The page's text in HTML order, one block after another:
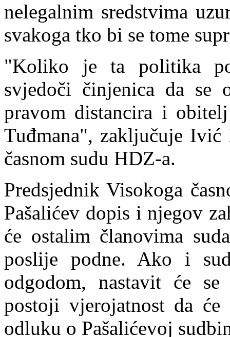
nelegalnim sredstvima
svakoga tko bi se tome
"Koliko je ta politika
svjedoči činjenica da se
pravom distancira i
Tuđmana", zaključuje Ivić
časnom sudu HDZ-a.
Predsjednik Visokoga
Pašalićev dopis i njegov
će ostalim članovima
poslije podne. Ako i
odgodom, nastavit će
postoji vjerojatnost da
odluku o Pašalićevoj